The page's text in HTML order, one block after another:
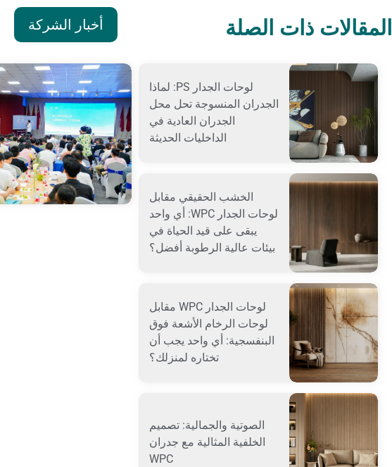
المقالات ذات الصلة
لوحات الجدار PS: لماذا
الجدران المنسوجة تحل محل
الجدران العادية في
الداخليات الحديثة
الخشب الحقيقي مقابل
لوحات الجدار WPC: أي واحد
يبقى على قيد الحياة في
بيئات عالية الرطوبة أفضل؟
لوحات الجدار WPC مقابل
لوحات الرخام الأشعة فوق
البنفسجية: أي واحد يجب أن
تختاره لمنزلك؟
الصوتية والجمالية: تصميم
الخلفية المثالية مع جدران
WPC
أخبار الشركة